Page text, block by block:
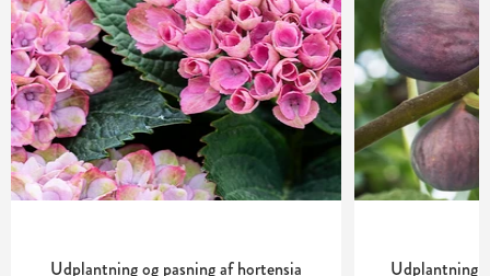
Udplantning og pasning af hortensia Udplantning